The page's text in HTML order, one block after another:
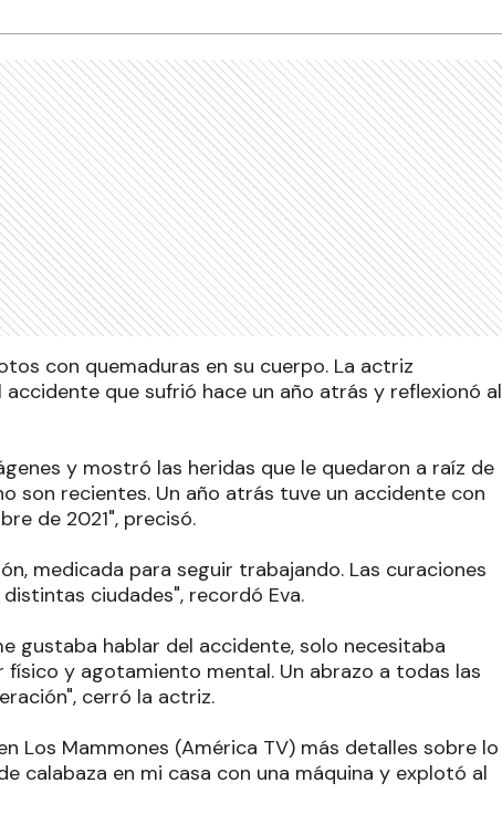
con quemaduras en su cuerpo. La actriz
que sufrió hace un año atrás y reflexionó al
y mostró las heridas que le quedaron a raíz de
son recientes. Un año atrás tuve un accidente con
de 2021", precisó.
medicada para seguir trabajando. Las curaciones
ciudades", recordó Eva.
gustaba hablar del accidente, solo necesitaba
y agotamiento mental. Un abrazo a todas las
cerró la actriz.
Los Mammones (América TV) más detalles sobre lo
calabaza en mi casa con una máquina y explotó al